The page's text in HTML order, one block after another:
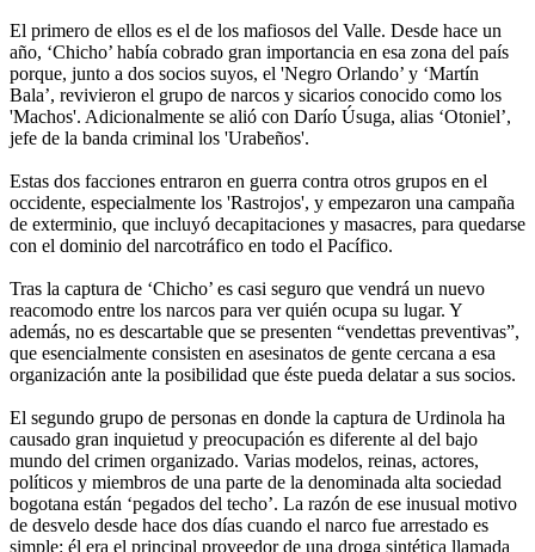
El primero de ellos es el de los mafiosos del Valle. Desde hace un
año, ‘Chicho’ había cobrado gran importancia en esa zona del país
porque, junto a dos socios suyos, el 'Negro Orlando’ y ‘Martín
Bala’, revivieron el grupo de narcos y sicarios conocido como los
'Machos'. Adicionalmente se alió con Darío Úsuga, alias ‘Otoniel’,
jefe de la banda criminal los 'Urabeños'.
Estas dos facciones entraron en guerra contra otros grupos en el
occidente, especialmente los 'Rastrojos', y empezaron una campaña
de exterminio, que incluyó decapitaciones y masacres, para quedarse
con el dominio del narcotráfico en todo el Pacífico.
Tras la captura de ‘Chicho’ es casi seguro que vendrá un nuevo
reacomodo entre los narcos para ver quién ocupa su lugar. Y
además, no es descartable que se presenten “vendettas preventivas”,
que esencialmente consisten en asesinatos de gente cercana a esa
organización ante la posibilidad que éste pueda delatar a sus socios.
El segundo grupo de personas en donde la captura de Urdinola ha
causado gran inquietud y preocupación es diferente al del bajo
mundo del crimen organizado. Varias modelos, reinas, actores,
políticos y miembros de una parte de la denominada alta sociedad
bogotana están ‘pegados del techo’. La razón de ese inusual motivo
de desvelo desde hace dos días cuando el narco fue arrestado es
simple: él era el principal proveedor de una droga sintética llamada